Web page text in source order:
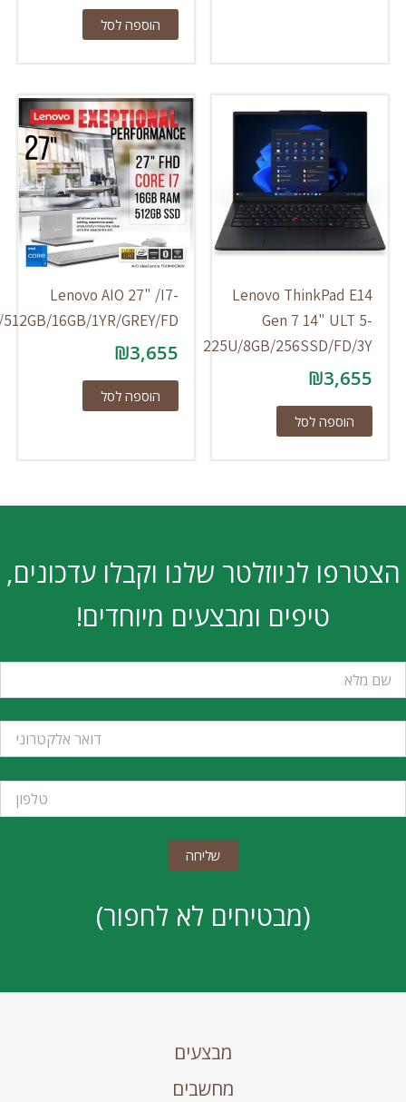
הוספה לסל
Lenovo ThinkPad
Gen 7 14"
225U/8GB/256SSD/
₪
הוספה לסל
Lenovo AIO 27" /I7-
13620H/512GB/16GB/1YR/GREY/FD
₪ 3,655
הוספה לסל
לניוזלטר שלנו וקבלו עדכונים,
טיפים ומבצעים מיוחדים!
(מבטיחים לא לחפור)
מבצעים
מחשבים